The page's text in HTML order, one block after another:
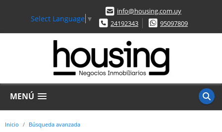
Select Language ▼
info@housing.com.uy
24192343
95097809
MENÚ
Inicio Búsqueda avanzada